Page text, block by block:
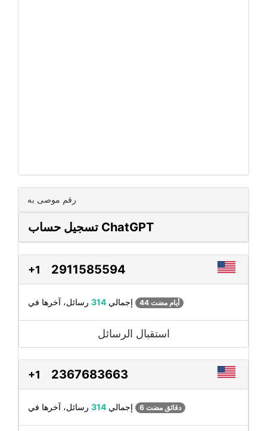
رقم موصى به
تسجيل حساب ChatGPT
+1 2911585594
إجمالي 314 44 أيام مضت
استقبال الرسائل
+1 2367683663
إجمالي 314 6 دقائق مضت